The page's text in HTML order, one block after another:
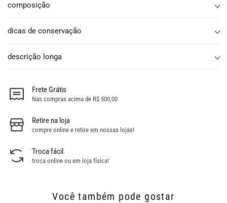
composição
dicas de conservação
descrição longa
Frete Grátis
Nas compras acima de R$ 500,00
Retire na loja
compre online e retire em nossas lojas!
Troca fácil
troca online ou em loja física!
Você também pode gostar